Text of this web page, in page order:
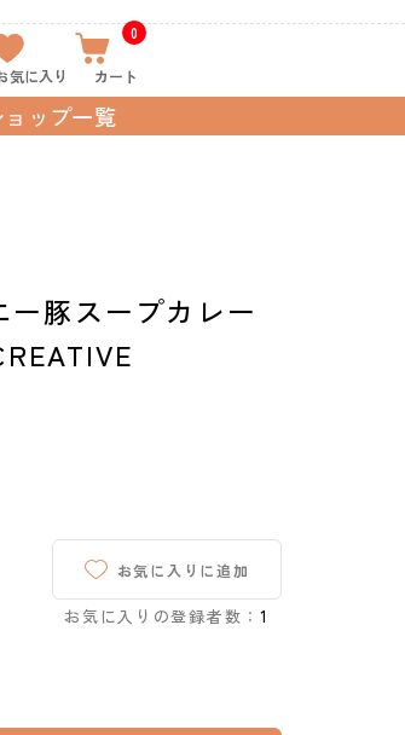
気に入り
0
カート
ョップ一覧
豚スープカレー
お気に入りに追加
お気に入りの登録者数： 1